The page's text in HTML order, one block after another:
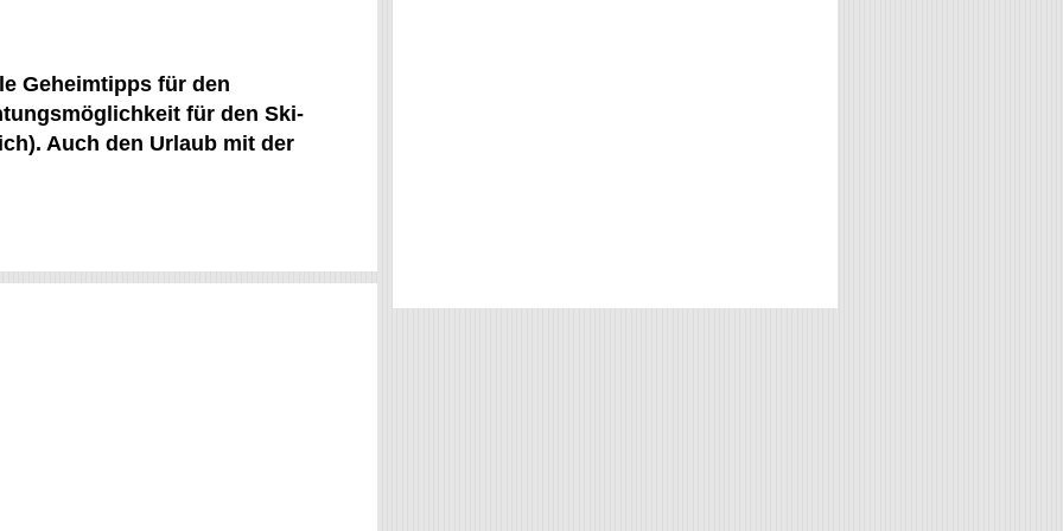
Geheimtipps für den
für den Ski-
Auch den Urlaub mit der